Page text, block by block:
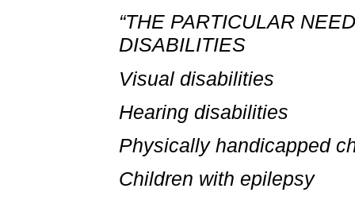
“THE PARTICULAR
DISABILITIES
Visual disabilities
Hearing disabilities
Physically handicapped
Children with epilepsy